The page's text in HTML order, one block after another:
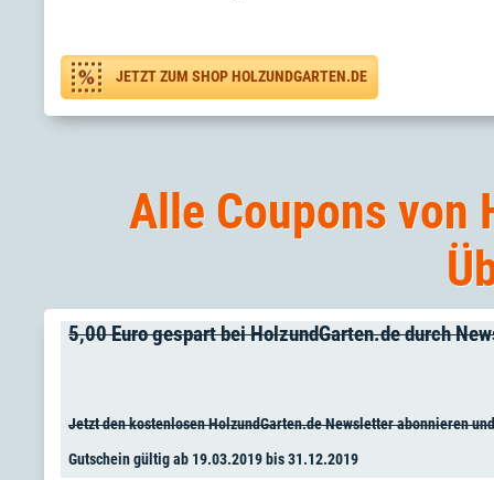
JETZT ZUM SHOP HOLZUNDGARTEN.DE
Alle Coupons von
5,00 Euro gespart bei HolzundGarten.de durch
Jetzt den kostenlosen HolzundGarten.de Newsletter abonnieren
Gutschein gültig ab 19.03.2019 bis 31.12.2019